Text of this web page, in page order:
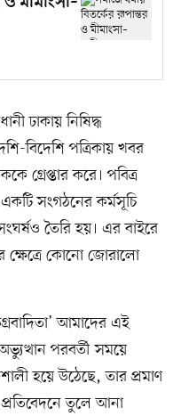
ঢাকায় নিষিদ্ধ
বিদেশি পত্রিকায় খবর
গ্রেপ্তার করে। পবিত্র
সংগঠনের কর্মসূচি
তৈরি হয়। এর বাইরে
ক্ষেত্রে কোনো জোরালো
আমাদের এই
পরবর্তী সময়ে
হয়ে উঠেছে, তার প্রমাণ
তুলে আনা